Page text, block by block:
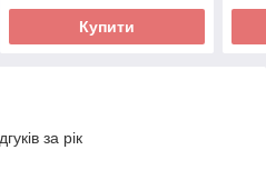
Купити
за рік